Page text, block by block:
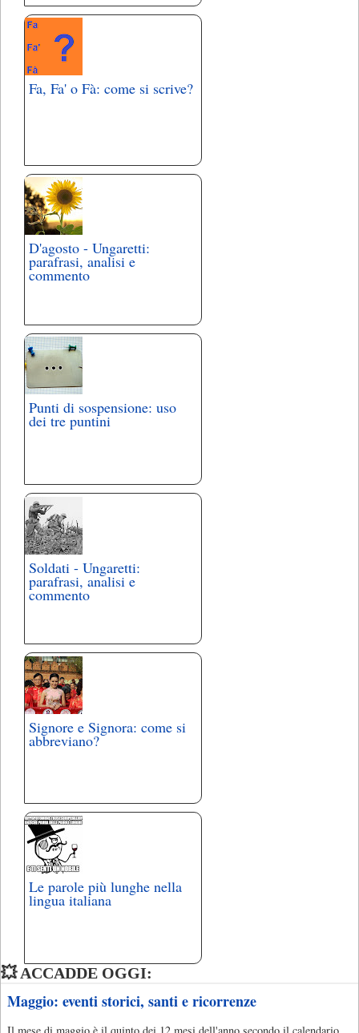
Fa, Fa' o Fà: come si scrive?
D'agosto - Ungaretti:
parafrasi, analisi e
commento
Punti di sospensione: uso
dei tre puntini
Soldati - Ungaretti:
parafrasi, analisi e
commento
Signore e Signora: come si
abbreviano?
Le parole più lunghe nella
lingua italiana
💥 ACCADDE OGGI:
Maggio: eventi storici, santi e ricorrenze